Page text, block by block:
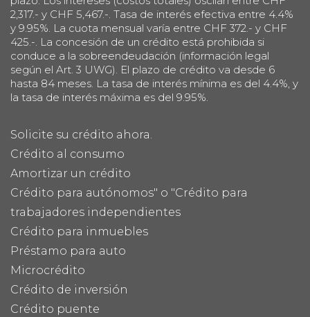
2,317.- y CHF 5,467.-. Tasa de interés efectiva entre 4.4%
y 9.95%. La cuota mensual varía entre CHF 372.- y CHF
425.-. La concesión de un crédito está prohibida si
conduce a la sobreendeudación (información legal
según el Art. 3 UWG). El plazo de crédito va desde 6
hasta 84 meses. La tasa de interés mínima es del 4.4%, y
la tasa de interés máxima es del 9.95%.
Solicite su crédito ahora.
Crédito al consumo
Amortizar un crédito
Crédito para autónomos" o "Crédito para
trabajadores independientes
Crédito para inmuebles
Préstamo para auto
Microcrédito
Crédito de inversión
Crédito puente